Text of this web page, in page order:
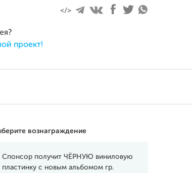
проект!
вознаграждение
Спонсор получит ЧЁРНУЮ виниловую
пластинку с новым альбомом гр.